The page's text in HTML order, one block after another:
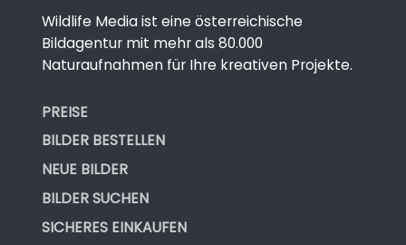
Wildlife Media ist eine österreichische
Bildagentur mit mehr als 80.000
Naturaufnahmen für Ihre kreativen Projekte.
PREISE
BILDER BESTELLEN
NEUE BILDER
BILDER SUCHEN
SICHERES EINKAUFEN